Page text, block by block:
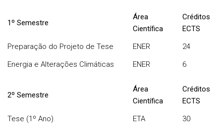
1º Semestre
Área
Científica
Créditos
ECTS
Preparação do Projeto de Tese
ENER
24
Energia e Alterações Climáticas
ENER 6
2º Semestre
Área
Científica
Créditos
ECTS
Tese (1º Ano)
ETA 30